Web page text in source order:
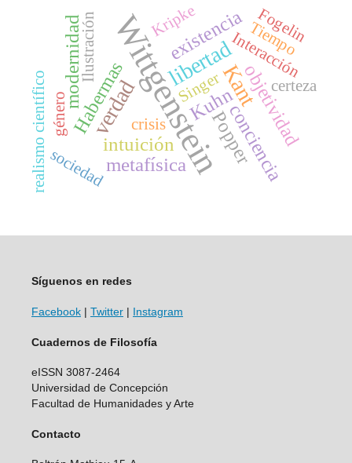
Wittgenstein
libertad
verdad Kant
Habermas
intuición
Kuhn
Popperobjetividad
modernidad
conciencia
existencia
metafísica
Interacción
crisis
Singer
sociedad
Tiempo
Fogelin
Kripke
certeza
Ilustración
género
realismo científico
Síguenos en redes
Facebook | Twitter | Instagram
Cuadernos de Filosofía
eISSN 3087-2464
Universidad de Concepción
Facultad de Humanidades y Arte
Contacto